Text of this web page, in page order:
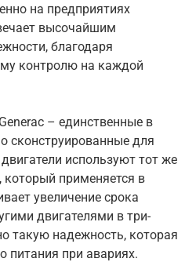
на предприятиях
высочайшим
благодаря
контролю на каждой
– единственные в
сконструированные для
используют тот же
применяется в
увеличение срока
двигателями в три-
такую надежность, которая
питания при авариях.